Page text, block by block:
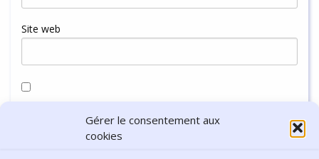
Gérer le consentement aux
cookies
Site web
navigateur pour mon prochain commentaire.